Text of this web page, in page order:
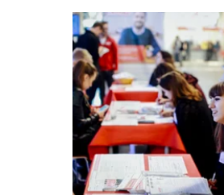
Ta sekcja zawiera treści